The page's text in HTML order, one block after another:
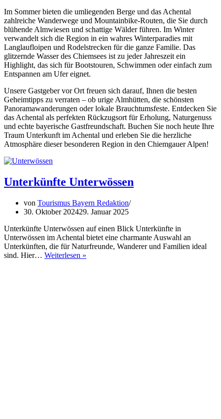
Im Sommer bieten die umliegenden Berge und das Achental
zahlreiche Wanderwege und Mountainbike-Routen, die Sie durch
blühende Almwiesen und schattige Wälder führen. Im Winter
verwandelt sich die Region in ein wahres Winterparadies mit
Langlaufloipen und Rodelstrecken für die ganze Familie. Das
glitzernde Wasser des Chiemsees ist zu jeder Jahreszeit ein
Highlight, das sich für Bootstouren, Schwimmen oder einfach zum
Entspannen am Ufer eignet.
Unsere Gastgeber vor Ort freuen sich darauf, Ihnen die besten
Geheimtipps zu verraten – ob urige Almhütten, die schönsten
Panoramawanderungen oder lokale Brauchtumsfeste. Entdecken Sie
das Achental als perfekten Rückzugsort für Erholung, Naturgenuss
und echte bayerische Gastfreundschaft. Buchen Sie noch heute Ihre
Traum Unterkunft im Achental und erleben Sie die herzliche
Atmosphäre dieser besonderen Region in den Chiemgauer Alpen!
Unterkünfte Unterwössen
von Tourismus Bayern Redaktion
30. Oktober 202429. Januar 2025
Unterkünfte Unterwössen auf einen Blick Unterkünfte in
Unterwössen im Achental bietet eine charmante Auswahl an
Unterkünften, die für Naturfreunde, Wanderer und Familien ideal
sind. Hier… Weiterlesen »